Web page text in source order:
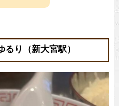
るり（新大宮駅）